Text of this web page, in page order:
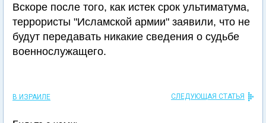
Вскоре после того, как истек срок ультиматума,
террористы "Исламской армии" заявили, что не
будут передавать никакие сведения о судьбе
военнослужащего.
В ИЗРАИЛЕ СЛЕДУЮЩАЯ СТАТЬЯ